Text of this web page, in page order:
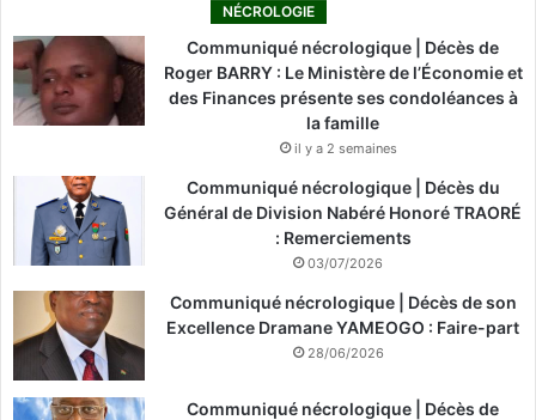
NÉCROLOGIE
Communiqué nécrologique | Décès de
Roger BARRY : Le Ministère de l’Économie et
des Finances présente ses condoléances à
la famille
il y a 2 semaines
Communiqué nécrologique | Décès du
Général de Division Nabéré Honoré TRAORÉ
: Remerciements
03/07/2026
Communiqué nécrologique | Décès de son
Excellence Dramane YAMEOGO : Faire-part
28/06/2026
Communiqué nécrologique | Décès de